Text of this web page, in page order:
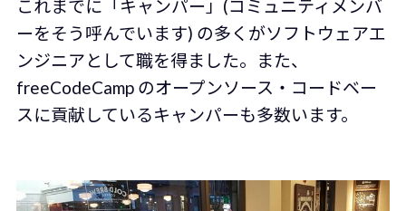
これまでに「キャンパー」(コミュニティメンバ
ーをそう呼んでいます) の多くがソフトウェアエ
ンジニアとして職を得ました。また、
freeCodeCamp のオープンソース・コードベー
スに貢献しているキャンパーも多数います。